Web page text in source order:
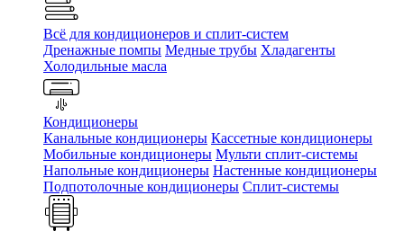
Всё для кондиционеров и сплит-систем
Дренажные помпы Медные трубы Хладагенты
Холодильные масла
Кондиционеры
Канальные кондиционеры Кассетные кондиционеры
Мобильные кондиционеры Мульти сплит-системы
Напольные кондиционеры Настенные кондиционеры
Подпотолочные кондиционеры Сплит-системы